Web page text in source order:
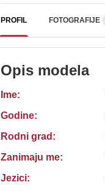
PROFIL FOTOGRAFIJE
Opis modela
Ime:
Godine:
Rodni grad:
Zanimaju me:
Jezici: